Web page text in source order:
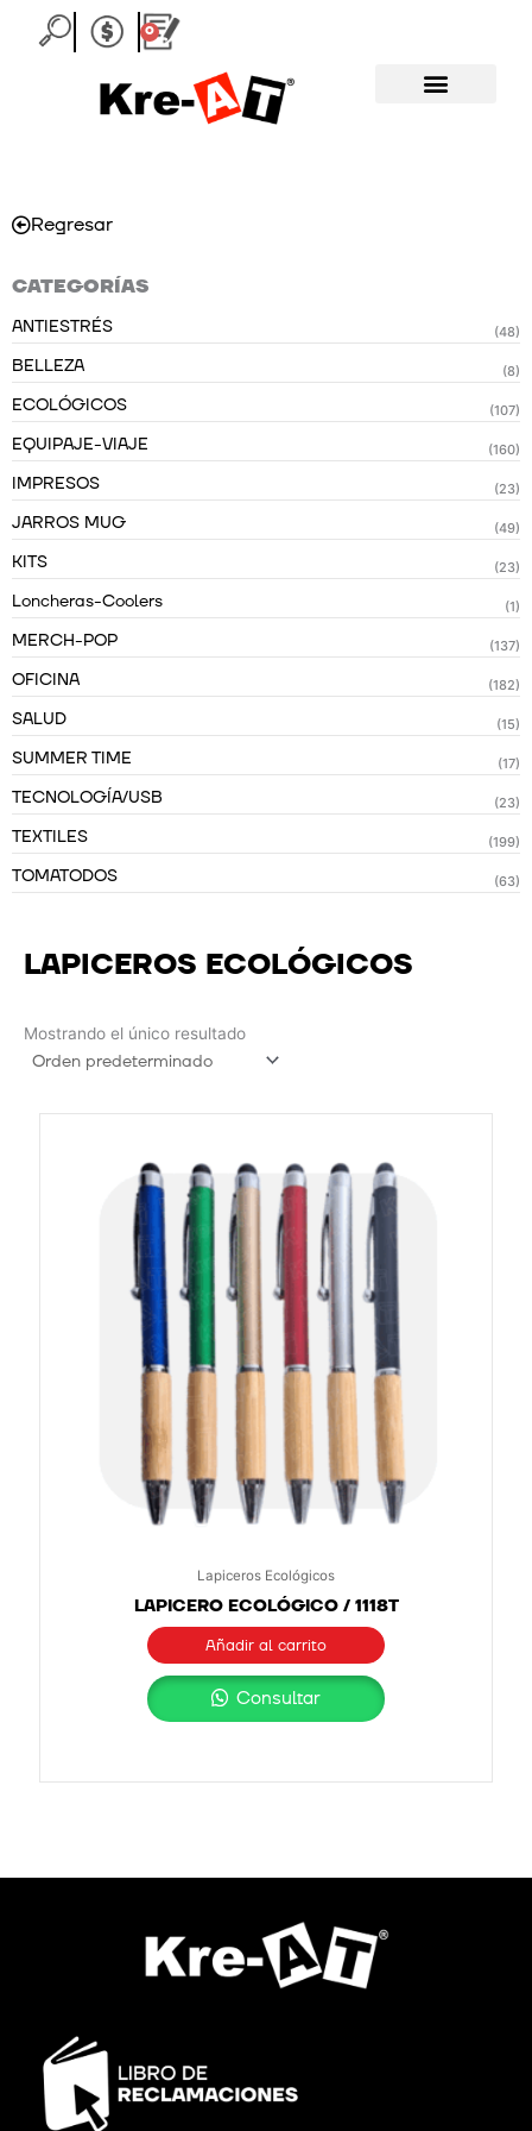
0
Carrito
Regresar
CATEGORÍAS
ANTIESTRÉS (48)
BELLEZA (8)
ECOLÓGICOS (107)
EQUIPAJE-VIAJE (160)
IMPRESOS (23)
JARROS MUG (49)
KITS (23)
Loncheras-Coolers (1)
MERCH-POP (137)
OFICINA (182)
SALUD (15)
SUMMER TIME (17)
TECNOLOGÍA/USB (23)
TEXTILES (199)
TOMATODOS (63)
LAPICEROS ECOLÓGICOS
Mostrando el único resultado
Lapiceros Ecológicos
LAPICERO ECOLÓGICO / 1118T
Añadir al carrito
Consultar